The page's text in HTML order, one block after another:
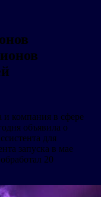
компания в сфере
объявила о
для
запуска в мае
20